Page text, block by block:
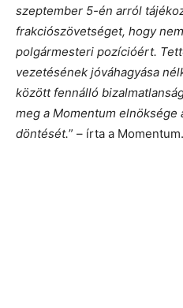
szeptember 5-én arról
frakciószövetséget, hogy
polgármesteri pozícióért.
vezetésének jóváhagyása
között fennálló
meg a Momentum
döntését.” – írta a Momentum.